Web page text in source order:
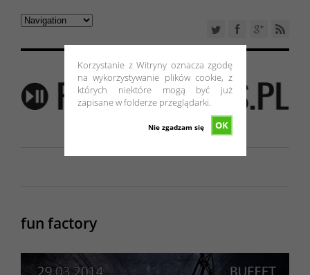
Korzystanie z Witryny oznacza zgodę
na wykorzystywanie plików cookie, z
których niektóre mogą być już
zapisane w folderze przeglądarki.
OK
Nie zgadzam się
fun factory